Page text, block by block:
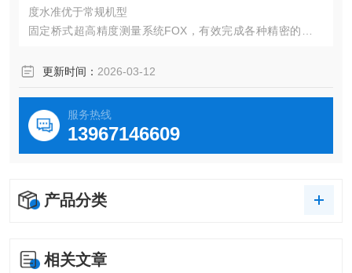
度水准优于常规机型
固定桥式超高精度测量系统FOX，有效完成各种精密的触发
气浮轴承分布，为整机提供了优良的结构。
更新时间： 2026-03-12
服务热线
13967146609
产品分类
相关文章